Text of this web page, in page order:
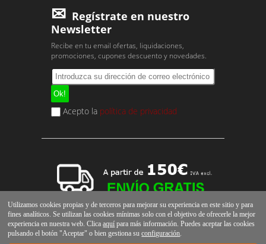
Regístrate en nuestro
Newsletter
Recibe en tu email ofertas, liquidaciones,
promociones, cupones descuento y novedades.
Acepto la política de privacidad
Utilizamos cookies propias y de terceros para mejorar su experiencia en este sitio y para
fines analíticos. Se utilizan las cookies mínimas solo con el objetivo de ofrecerle la mejor
experiencia en nuestra web. Clicaaquí para más información. Puedes aceptar las cookies
pulsando el botón "Aceptar" o bien gestiona suconfiguración.